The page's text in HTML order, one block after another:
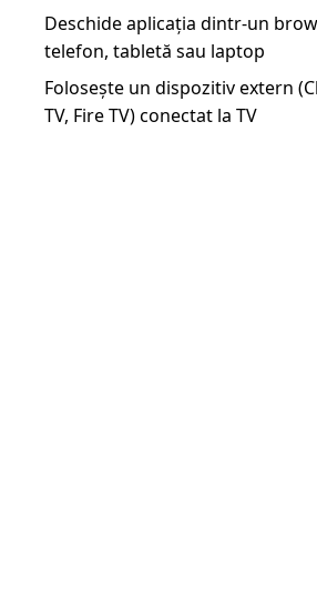
Deschide aplicația dintr-un
telefon, tabletă sau laptop
Folosește un dispozitiv extern
TV, Fire TV) conectat la TV